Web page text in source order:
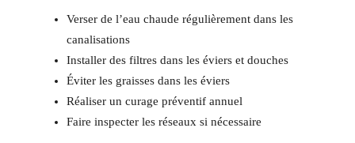
Verser de l’eau chaude régulièrement dans les
canalisations
Installer des filtres dans les éviers et douches
Éviter les graisses dans les éviers
Réaliser un curage préventif annuel
Faire inspecter les réseaux si nécessaire